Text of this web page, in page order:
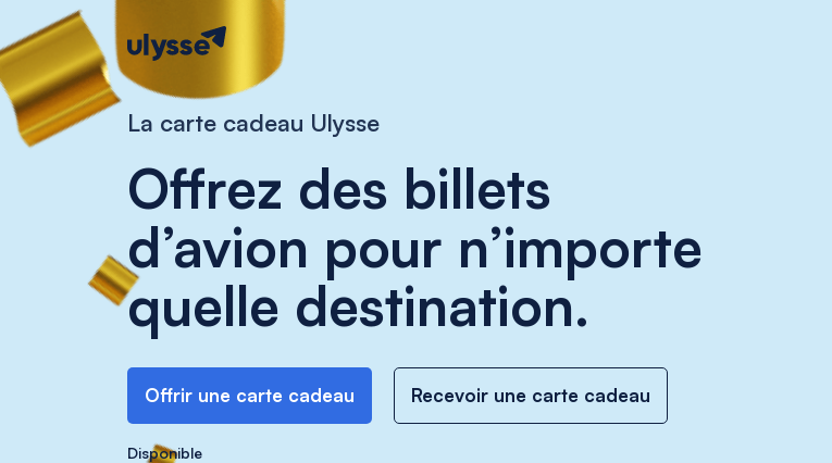
La carte cadeau Ulysse
Offrez des billets
d’avion pour n’importe
quelle destination.
Offrir une carte cadeau Recevoir une carte cadeau
Disponible